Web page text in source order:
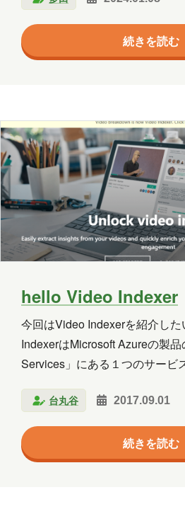
年月
2026年7月
2025年11月
2025年10
2025年8月
2025年7月
2025年5月
2025年4月
2025年2月
2025年1月
2024年11月
2024年10
2024年8月
2024年7月
2024年5月
2024年4月
2024年2月
2024年1月
2023年11月
2023年10月
2023年6月
2023年5月
2023年1月
2022年9月
マンスの向上、データ統合、高
合型分析サービスです。 その中
ー」機能は異なるデータベー
す。本記事では、S…
続きを読む
hello Video Indexer
今回はVideo Indexerを紹介し
IndexerはMicrosoft Azureの製
Services」にある１つのサービ
を抽出することを可能にするク
ります。 では、どんな「洞察
いろいろ抽出してくれます！
ービスを利用したページのキ
台丸谷 2017.09.01
続きを読む